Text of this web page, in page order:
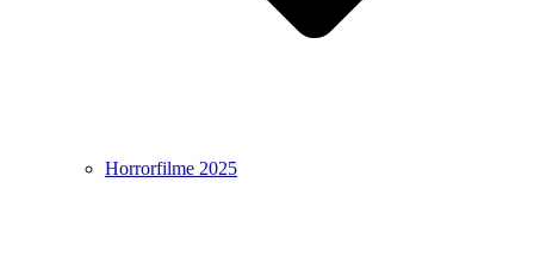
Horrorfilme 2025